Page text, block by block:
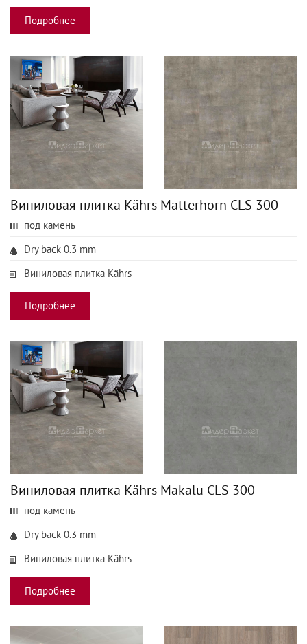
Подробнее
Виниловая плитка Kährs Matterhorn CLS 300
под камень
Dry back 0.3 mm
Виниловая плитка Kährs
Подробнее
Виниловая плитка Kährs Makalu CLS 300
под камень
Dry back 0.3 mm
Виниловая плитка Kährs
Подробнее